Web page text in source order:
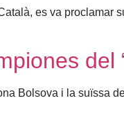
es va
del
Bolsova i la suïssa